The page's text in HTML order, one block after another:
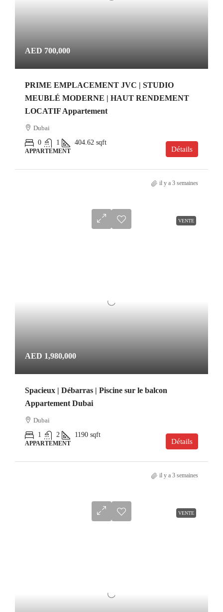
AED 700,000
PRIME EMPLACEMENT JVC | STUDIO
MEUBLÉ MODERNE | HAUT RENDEMENT
LOCATIF Appartement
Dubai
0
1 404.62 sqft
APPARTEMENT Détails
il y a 3 semaines
VENTE
AED 1,980,000
Spacieux | Débarras | Piscine sur le balcon
Appartement Dubai
Dubai
1
2 1190 sqft
APPARTEMENT Détails
il y a 3 semaines
VENTE